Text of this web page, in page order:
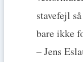
stavefejl
bare ikke
– Jens